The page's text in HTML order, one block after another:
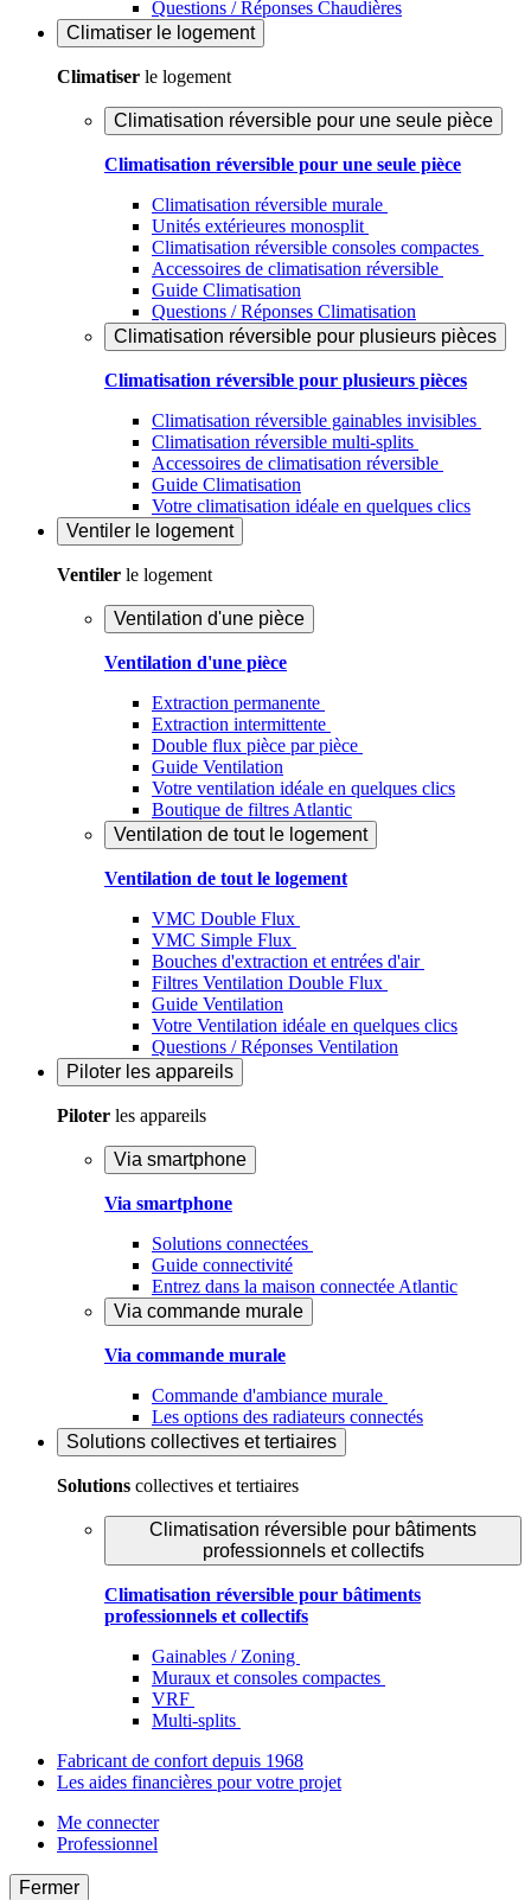
Questions / Réponses Chaudières
Climatiser le logement
Climatiser le logement
Climatisation réversible pour une seule pièce
Climatisation réversible pour une seule pièce
Climatisation réversible murale
Unités extérieures monosplit
Climatisation réversible consoles compactes
Accessoires de climatisation réversible
Guide Climatisation
Questions / Réponses Climatisation
Climatisation réversible pour plusieurs pièces
Climatisation réversible pour plusieurs pièces
Climatisation réversible gainables invisibles
Climatisation réversible multi-splits
Accessoires de climatisation réversible
Guide Climatisation
Votre climatisation idéale en quelques clics
Ventiler le logement
Ventiler le logement
Ventilation d'une pièce
Ventilation d'une pièce
Extraction permanente
Extraction intermittente
Double flux pièce par pièce
Guide Ventilation
Votre ventilation idéale en quelques clics
Boutique de filtres Atlantic
Ventilation de tout le logement
Ventilation de tout le logement
VMC Double Flux
VMC Simple Flux
Bouches d'extraction et entrées d'air
Filtres Ventilation Double Flux
Guide Ventilation
Votre Ventilation idéale en quelques clics
Questions / Réponses Ventilation
Piloter les appareils
Piloter les appareils
Via smartphone
Via smartphone
Solutions connectées
Guide connectivité
Entrez dans la maison connectée Atlantic
Via commande murale
Via commande murale
Commande d'ambiance murale
Les options des radiateurs connectés
Solutions collectives et tertiaires
Solutions collectives et tertiaires
Climatisation réversible pour bâtiments
professionnels et collectifs
Climatisation réversible pour bâtiments
professionnels et collectifs
Gainables / Zoning
Muraux et consoles compactes
VRF
Multi-splits
Fabricant de confort depuis 1968
Les aides financières pour votre projet
Me connecter
Professionnel
Fermer